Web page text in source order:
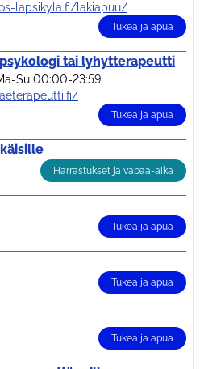
lapsikyla.fi/lakiapuu/
Tukea ja apua
tai lyhytterapeutti
Su 00:00-23:59
Tukea ja apua
Harrastukset ja vapaa-aika
Tukea ja apua
Tukea ja apua
Tukea ja apua